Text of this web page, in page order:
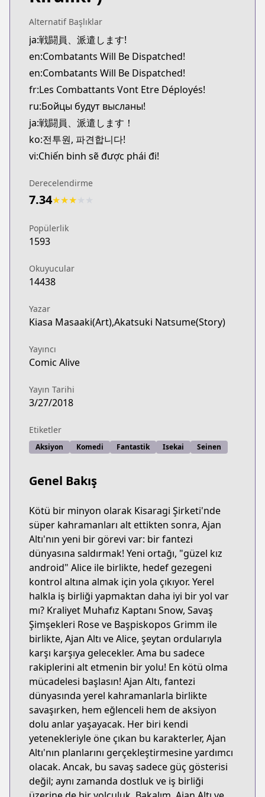
Alternatif Başlıklar
ja:戦闘員、派遣します!
en:Combatants Will Be Dispatched!
en:Combatants Will Be Dispatched!
fr:Les Combattants Vont Etre Déployés!
ru:Бойцы будут высланы!
ja:戦闘員、派遣します！
ko:전투원, 파견합니다!
vi:Chiến binh sẽ được phái đi!
Derecelendirme
7.34★★★
Popülerlik
1593
Okuyucular
14438
Yazar
Kiasa Masaaki(Art),Akatsuki Natsume(Story)
Yayıncı
Comic Alive
Yayın Tarihi
3/27/2018
Etiketler
Aksiyon Komedi Fantastik Isekai Seinen
Genel Bakış
Kötü bir minyon olarak Kisaragi Şirketi'nde
süper kahramanları alt ettikten sonra, Ajan
Altı'nın yeni bir görevi var: bir fantezi
dünyasına saldırmak! Yeni ortağı, "güzel kız
android" Alice ile birlikte, hedef gezegeni
kontrol altına almak için yola çıkıyor. Yerel
halkla iş birliği yapmaktan daha iyi bir yol var
mı? Kraliyet Muhafız Kaptanı Snow, Savaş
Şimşekleri Rose ve Başpiskopos Grimm ile
birlikte, Ajan Altı ve Alice, şeytan ordularıyla
karşı karşıya gelecekler. Ama bu sadece
rakiplerini alt etmenin bir yolu! En kötü olma
mücadelesi başlasın! Ajan Altı, fantezi
dünyasında yerel kahramanlarla birlikte
savaşırken, hem eğlenceli hem de aksiyon
dolu anlar yaşayacak. Her biri kendi
yetenekleriyle öne çıkan bu karakterler, Ajan
Altı'nın planlarını gerçekleştirmesine yardımcı
olacak. Ancak, bu savaş sadece güç gösterisi
değil; aynı zamanda dostluk ve iş birliği